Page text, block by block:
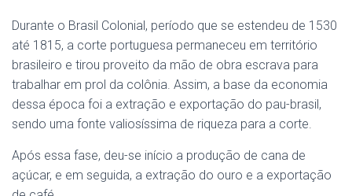
Durante o Brasil Colonial, período que se estendeu de 1530
até 1815, a corte portuguesa permaneceu em território
brasileiro e tirou proveito da mão de obra escrava para
trabalhar em prol da colônia. Assim, a base da economia
dessa época foi a extração e exportação do pau-brasil,
sendo uma fonte valiosíssima de riqueza para a corte.
Após essa fase, deu-se início a produção de cana de
açúcar, e em seguida, a extração do ouro e a exportação